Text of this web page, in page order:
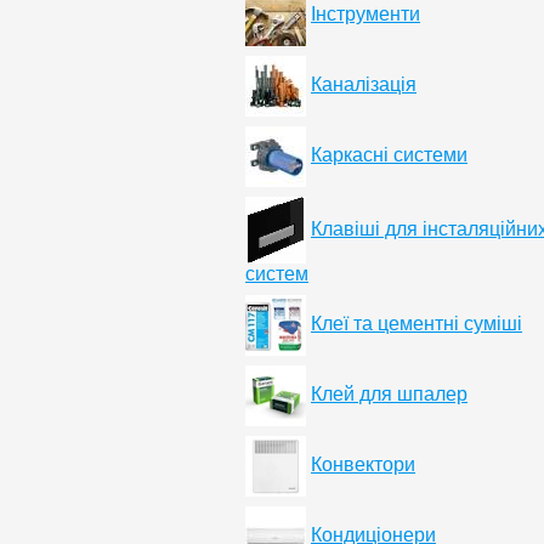
Інструменти
Каналізація
Каркасні системи
Клавіші для
систем
Клеї та цементні суміші
Клей для шпалер
Конвектори
Кондиціонери